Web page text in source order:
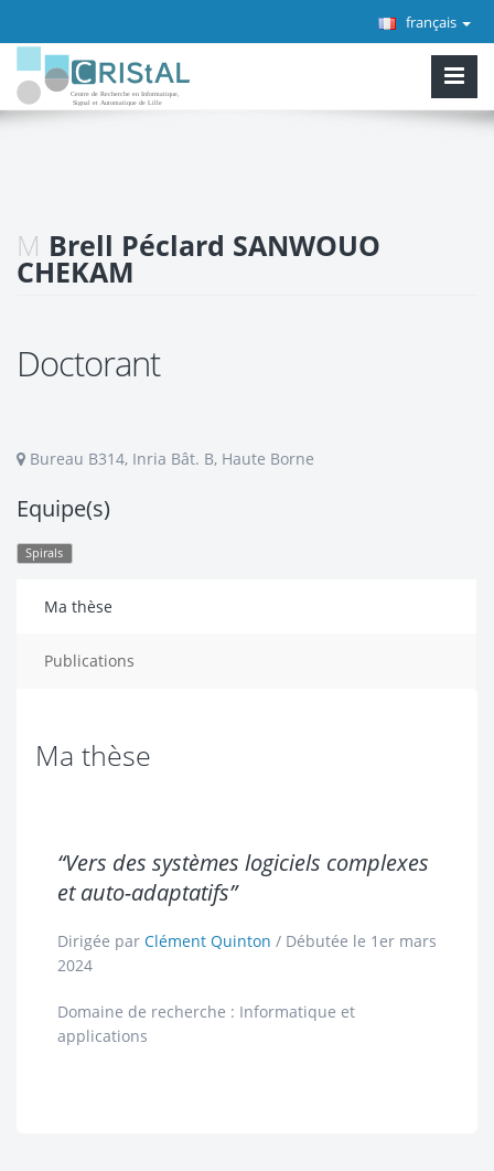
français
M Brell Péclard SANWOUO
CHEKAM
Doctorant
Bureau B314, Inria Bât. B, Haute Borne
Equipe(s)
Spirals
Ma thèse
Publications
Ma thèse
“Vers des systèmes logiciels complexes
et auto-adaptatifs”
Dirigée par Clément Quinton / Débutée le 1er mars
2024
Domaine de recherche : Informatique et
applications